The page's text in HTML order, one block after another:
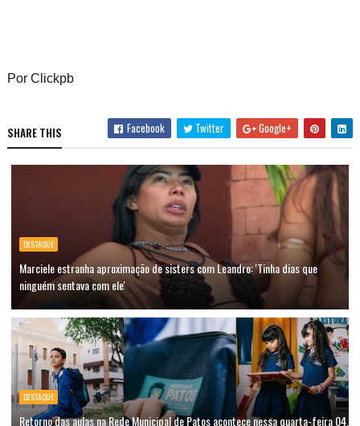
Por Clickpb
SHARE THIS Facebook Twitter Google+
DESTAQUE
Marciele estranha aproximação de sisters com Leandro: 'Tinha dias que
ninguém sentava com ele'
DESTAQUE
Retorno das aulas na Rede Municipal de Patos acontece nessa quarta-feira 04,